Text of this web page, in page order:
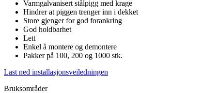
Varmgalvanisert stålpigg med krage
Hindrer at piggen trenger inn i dekket
Store gjenger for god forankring
God holdbarhet
Lett
Enkel å montere og demontere
Pakker på 100, 200 og 1000 stk.
Last ned installasjonsveiledningen
Bruksområder